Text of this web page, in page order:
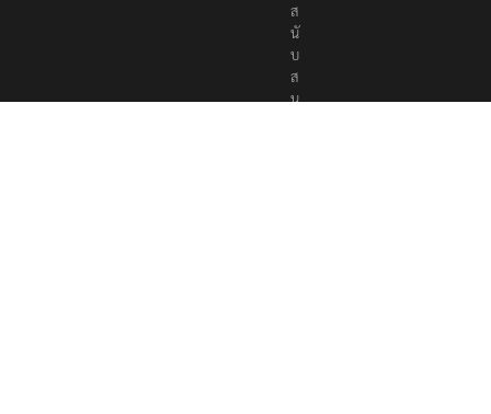
ส
นั
บ
ส
นุ